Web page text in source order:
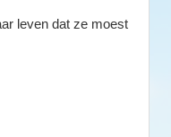
leven dat ze moest